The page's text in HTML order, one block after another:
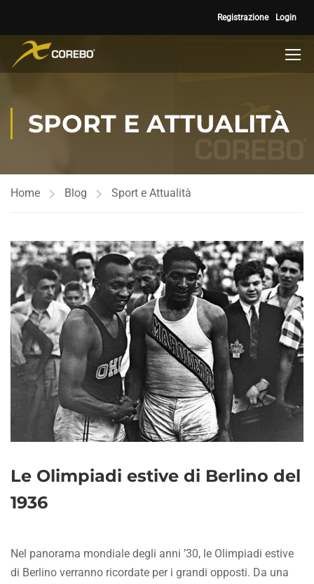
Registrazione Login
SPORT E ATTUALITÀ
Home Blog Sport e Attualità
Le Olimpiadi estive di Berlino del
1936
Nel panorama mondiale degli anni ’30, le Olimpiadi estive
di Berlino verranno ricordate per i grandi opposti. Da una